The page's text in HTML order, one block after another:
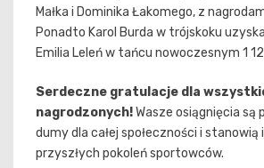
Małka i Dominika Łakomego, z
Ponadto Karol Burda w trójskoku
Emilia Leleń w tańcu nowoczesnym 1
Serdeczne gratulacje dla
nagrodzonych!Wasze osiągnięcia są
dumy dla całej społeczności i stanowią
przyszłych pokoleń sportowców.